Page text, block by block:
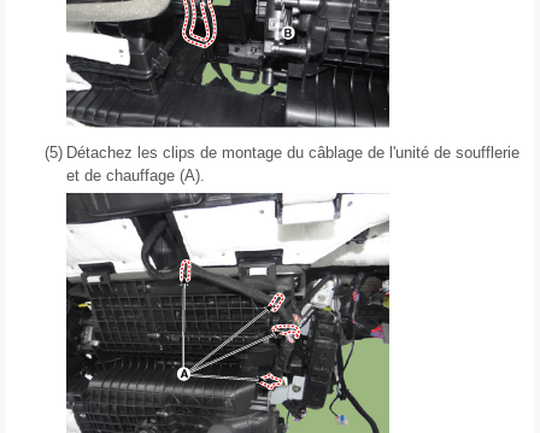
(5) Détachez les clips de montage du câblage de l'unité de soufflerie
et de chauffage (A).